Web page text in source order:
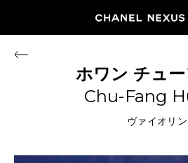
MY CHANEL
ホワン チュ
Chu-Fang
ヴァイオリン